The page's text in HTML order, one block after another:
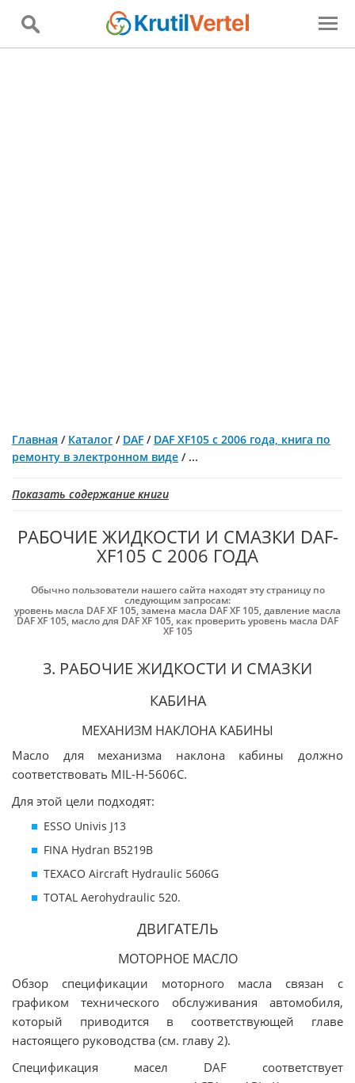
Главная / Каталог / DAF / DAF XF105 с 2006 года, книга по
ремонту в электронном виде / ...
Показать содержание книги
РАБОЧИЕ ЖИДКОСТИ И СМАЗКИ DAF-
XF105 С 2006 ГОДА
Обычно пользователи нашего сайта находят эту страницу по
следующим запросам:
уровень масла DAF XF 105,замена масла DAF XF 105,давление масла
DAF XF 105, масло для DAF XF 105, как проверить уровень масла DAF
XF 105
3. РАБОЧИЕ ЖИДКОСТИ И СМАЗКИ
КАБИНА
МЕХАНИЗМ НАКЛОНА КАБИНЫ
Масло для механизма наклона кабины должно
соответствовать MIL-H-5606C.
Для этой цели подходят:
ESSO Univis J13
FINA Hydran B5219B
TEXACO Aircraft Hydraulic 5606G
TOTAL Aerohydraulic 520.
ДВИГАТЕЛЬ
МОТОРНОЕ МАСЛО
Обзор спецификации моторного масла связан с
графиком технического обслуживания автомобиля,
который приводится в соответствующей главе
настоящего руководства (см. главу 2).
Спецификация масел DAF соответствует